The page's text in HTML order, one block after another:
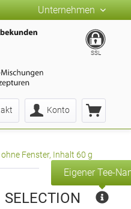
Unternehmen
Konto
SSL
Fenster, Inhalt 60 g
Eigener Tee-